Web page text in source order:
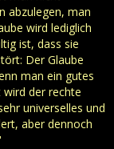
abzulegen, man
wird lediglich
ist, dass sie
Der Glaube
man ein gutes
der rechte
universelles und
aber dennoch